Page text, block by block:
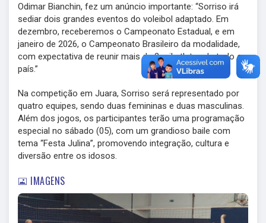
Odimar Bianchin, fez um anúncio importante: “Sorriso irá
sediar dois grandes eventos do voleibol adaptado. Em
dezembro, receberemos o Campeonato Estadual, e em
janeiro de 2026, o Campeonato Brasileiro da modalidade,
com expectativa de reunir mais de 2 mil atletas de todo o
país.”
Na competição em Juara, Sorriso será representado por
quatro equipes, sendo duas femininas e duas masculinas.
Além dos jogos, os participantes terão uma programação
especial no sábado (05), com um grandioso baile com
tema “Festa Julina”, promovendo integração, cultura e
diversão entre os idosos.
IMAGENS